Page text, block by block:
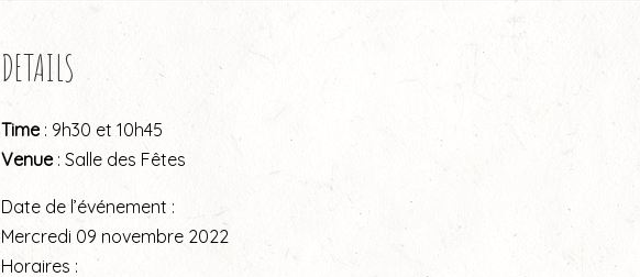
DETAILS
Time: 9h30 et 10h45
Venue: Salle des Fêtes
Date de l’événement :
Mercredi 09 novembre 2022
Horaires :